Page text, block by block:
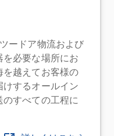
ードア物流および
必要な場所にお
を越えてお客様の
するオールイン
すべての工程に